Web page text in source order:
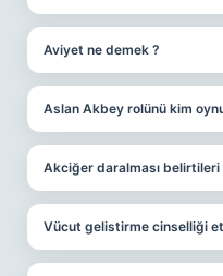
Aviyet ne demek ?
Aslan Akbey rolünü kim
Akciğer daralması belirtileri
Vücut gelistirme cinselliği